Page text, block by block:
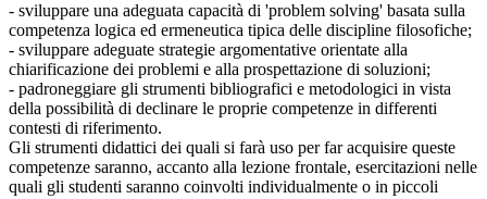
- sviluppare una adeguata capacità di 'problem solving' basata sulla
competenza logica ed ermeneutica tipica delle discipline filosofiche;
- sviluppare adeguate strategie argomentative orientate alla
chiarificazione dei problemi e alla prospettazione di soluzioni;
- padroneggiare gli strumenti bibliografici e metodologici in vista
della possibilità di declinare le proprie competenze in differenti
contesti di riferimento.
Gli strumenti didattici dei quali si farà uso per far acquisire queste
competenze saranno, accanto alla lezione frontale, esercitazioni nelle
quali gli studenti saranno coinvolti individualmente o in piccoli